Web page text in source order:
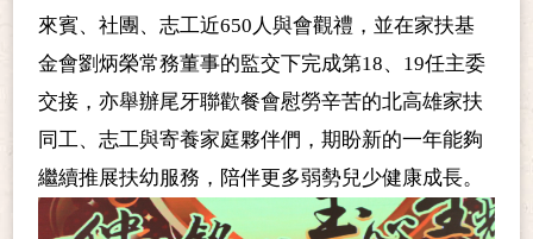
來賓、社團、志工近650人與會觀禮，並在家扶基
金會劉炳榮常務董事的監交下完成第18、19任主委
交接，亦舉辦尾牙聯歡餐會慰勞辛苦的北高雄家扶
同工、志工與寄養家庭夥伴們，期盼新的一年能夠
繼續推展扶幼服務，陪伴更多弱勢兒少健康成長。